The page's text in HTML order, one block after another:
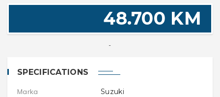
48.700 KM
-
SPECIFICATIONS
Marka
Suzuki